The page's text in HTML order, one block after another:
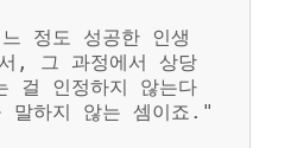
정도 성공한 인생
, 그 과정에서 상당
걸 인정하지 않는다
말하지 않는 셈이죠."